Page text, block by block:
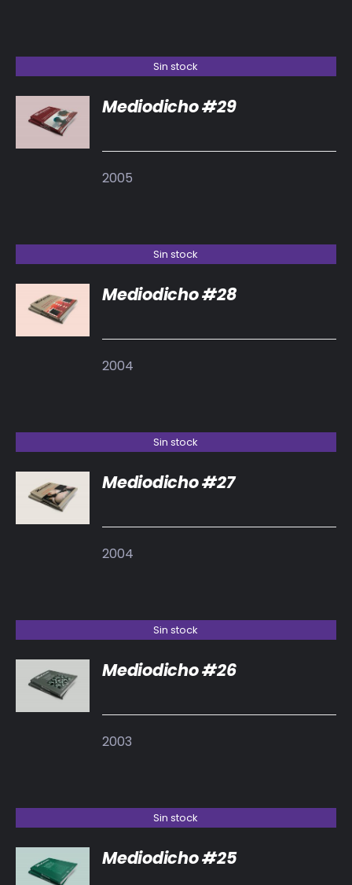
Sin stock
DETALLES
Mediodicho #29
2005
Sin stock
DETALLES
Mediodicho #28
2004
Sin stock
DETALLES
Mediodicho #27
2004
Sin stock
DETALLES
Mediodicho #26
2003
Sin stock
DETALLES
Mediodicho #25